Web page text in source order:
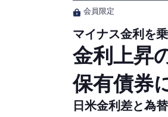
会員限定
マイナス金利を
金利上昇
保有債券
日米金利差と為